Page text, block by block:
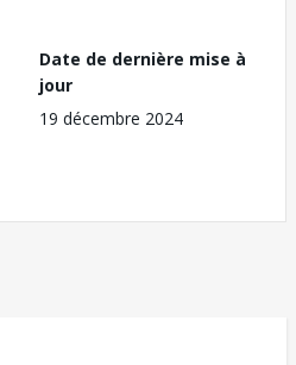
Date de dernière mise à
jour
19 décembre 2024